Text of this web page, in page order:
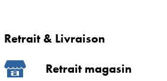
Retrait & Livraison
Retrait magasin